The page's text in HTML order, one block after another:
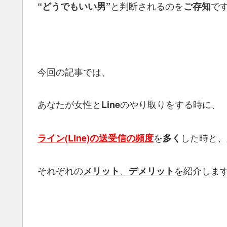
“どうでもいい男”と判断されるのをご存知で
今回の記事では、
あなたが女性とLineのやり取りをする時に、
ライン(Line)の送受信の頻度を多く した時と、
それぞれのメリット、 デメリットを紹介します